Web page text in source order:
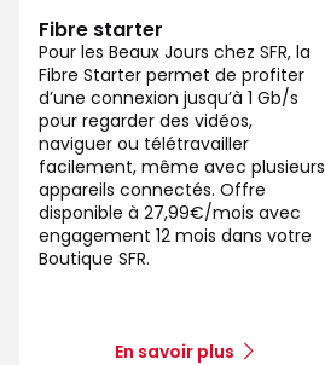
Fibre starter
Pour les Beaux Jours chez SFR, la
Fibre Starter permet de profiter
d’une connexion jusqu’à 1 Gb/s
pour regarder des vidéos,
naviguer ou télétravailler
facilement, même avec plusieurs
appareils connectés. Offre
disponible à 27,99€/mois avec
engagement 12 mois dans votre
Boutique SFR.
En savoir plus